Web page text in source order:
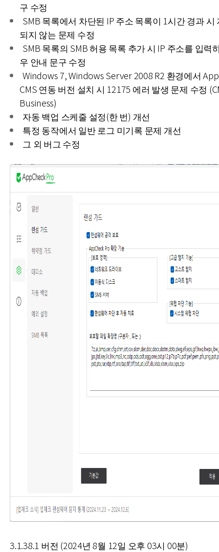
구 수정
SMB 목록에서 차단된 IP 주소 목록이 1시간 경과 시
되지 않는 문제 수정
SMB 목록의 SMB 허용 목록 추가 시 IP 주소를 입력
우 안내 문구 수정
Windows 7, Windows Server 2008 R2 환경에서
CMS 연동 버전 설치 시 12175 에러 발생 문제 수정
Business)
자동 백업 스케줄 설정(한 번) 개선
특정 동작에서 일반 로그 미기록 문제 개선
그 외 버그 수정
3.1.38.1 버전 (2024년 8월 12일 오후 03시 00분)